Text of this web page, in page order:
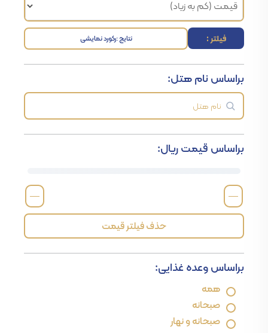
فیلتر : نتایج :رکورد نمایشی
براساس نام هتل:
براساس قیمت ریال:
—
—
حذف فیلتر قیمت
براساس وعده غذایی:
همه
صبحانه
صبحانه و نهار